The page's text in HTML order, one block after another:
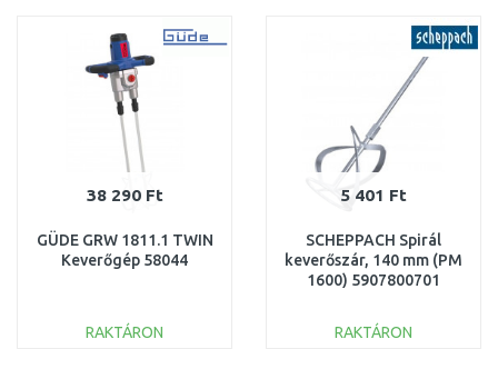
Összehasonlítás Összehasonlítás
38 290 Ft
GÜDE GRW 1811.1 TWIN
Keverőgép 58044
RAKTÁRON
5 401 Ft
SCHEPPACH Spirál
keverőszár, 140 mm (PM
1600) 5907800701
RAKTÁRON